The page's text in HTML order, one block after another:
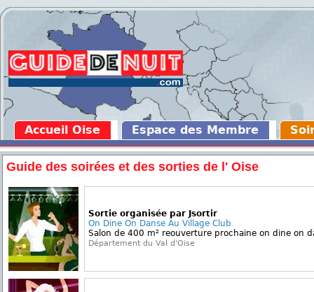
Accueil Oise Espace des Membre
Guide des soirées et des sorties de l' Oise
Sortie organisée par Jsortir
On Dine On Danse Au Village Club
Salon de 400 m² reouverture prochaine on dine on
Département du Val d'Oise